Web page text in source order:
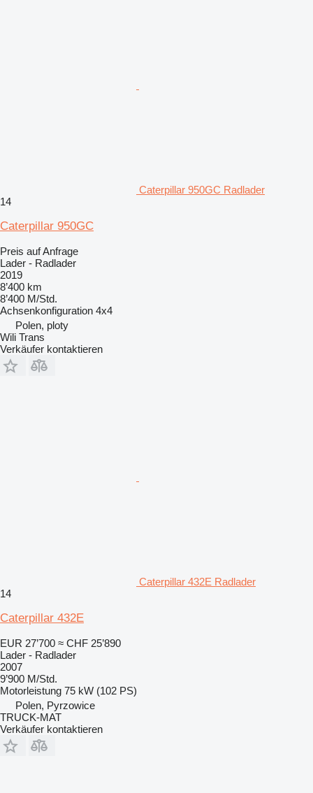
Caterpillar 950GC Radlader
14
Caterpillar 950GC
Preis auf Anfrage
Lader - Radlader
2019
8’400 km
8’400 M/Std.
Achsenkonfiguration 4x4
Polen, ploty
Wili Trans
Verkäufer kontaktieren
Caterpillar 432E Radlader
14
Caterpillar 432E
EUR 27’700 ≈ CHF 25’890
Lader - Radlader
2007
9’900 M/Std.
Motorleistung 75 kW (102 PS)
Polen, Pyrzowice
TRUCK-MAT
Verkäufer kontaktieren